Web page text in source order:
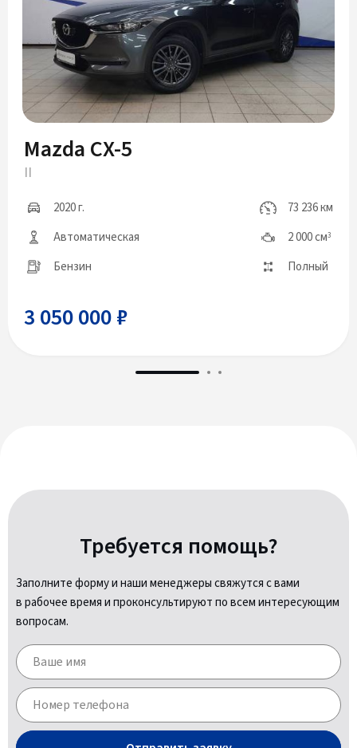
Mazda CX-5
II
2020 г.
73 236 км
Автоматическая
2 000 см3
Бензин Полный
3 050 000 ₽
Требуется помощь?
Заполните форму и наши менеджеры свяжутся с вами
в рабочее время и проконсультируют по всем интересующим
вопросам.